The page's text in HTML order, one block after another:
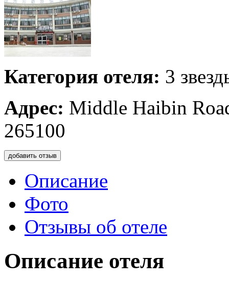
Категория отеля: 3
Адрес: Middle Haibin
265100
добавить отзыв
Описание
Фото
Отзывы об отеле
Описание отеля